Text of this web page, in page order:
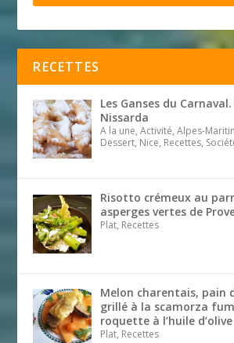
RECETTES
Les Ganses du
Nissarda
A la une, Activité, Alpes-
Dessert, Nice, Recettes,
Risotto crémeux au
asperges vertes de
Plat, Recettes
Melon charentais, pain
grillé à la scamorza
roquette à l’huile d’olive
Plat, Recettes